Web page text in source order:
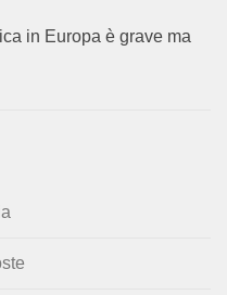
in Europa è grave ma